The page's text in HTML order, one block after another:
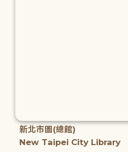
新北市圖(總館)
New Taipei City Library